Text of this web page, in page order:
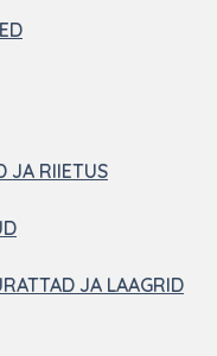
JA RIIETUS
JA LAAGRID